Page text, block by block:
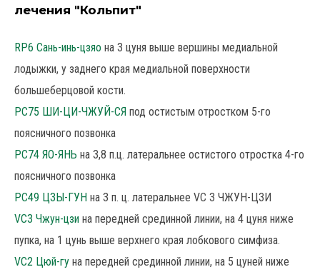
лечения "Кольпит"
RP6 Сань-инь-цзяо на 3 цуня выше вершины медиальной
лодыжки, у заднего края медиальной поверхности
большеберцовой кости.
РС75 ШИ-ЦИ-ЧЖУЙ-СЯ под остистым отростком 5-го
поясничного позвонка
РС74 ЯО-ЯНЬ на З,8 п.ц. латеральнее остистого отростка 4-го
поясничного позвонка
РС49 ЦЗЫ-ГУН на 3 п. ц. латеральнее VC 3 ЧЖУН-ЦЗИ
VC3 Чжун-цзи на передней срединной линии, на 4 цуня ниже
пупка, на 1 цунь выше верхнего края лобкового симфиза.
VC2 Цюй-гу на передней срединной линии, на 5 цуней ниже